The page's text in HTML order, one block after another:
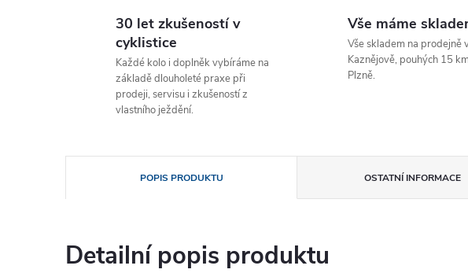
30 let zkušeností v
cyklistice
Každé kolo i doplněk vybíráme na
základě dlouholeté praxe při
prodeji, servisu i zkušeností z
vlastního ježdění.
Vše máme
Vše skladem na prodejně
Kaznějově, pouhých 15
Plzně.
POPIS PRODUKTU OSTATNÍ INFORMACE
Detailní popis produktu